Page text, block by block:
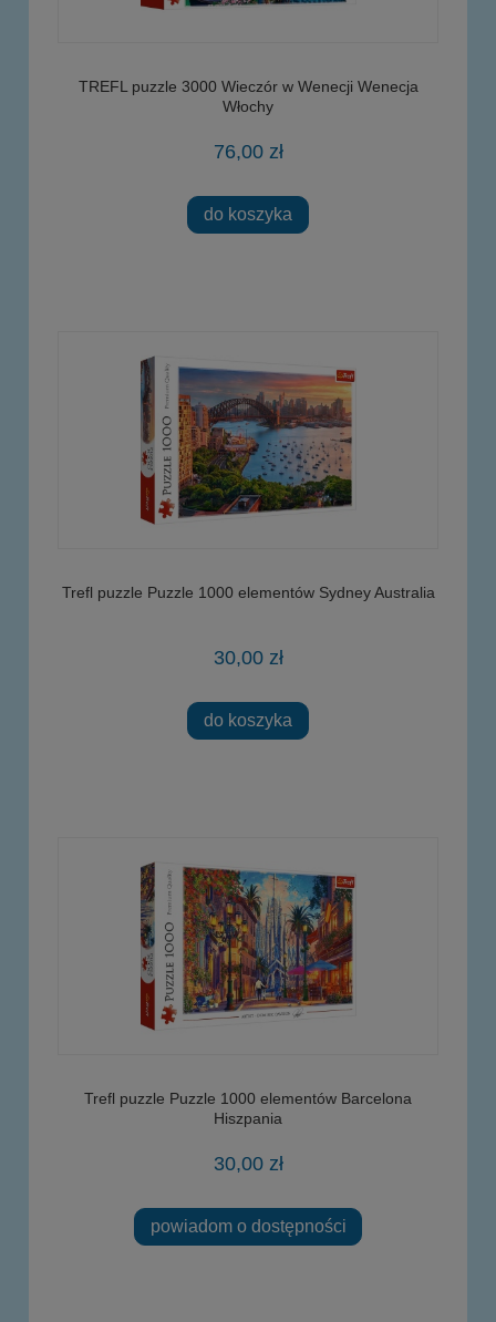
TREFL puzzle 3000 Wieczór w Wenecji Wenecja
Włochy
76,00 zł
do koszyka
Trefl puzzle Puzzle 1000 elementów Sydney Australia
30,00 zł
do koszyka
Trefl puzzle Puzzle 1000 elementów Barcelona
Hiszpania
30,00 zł
powiadom o dostępności